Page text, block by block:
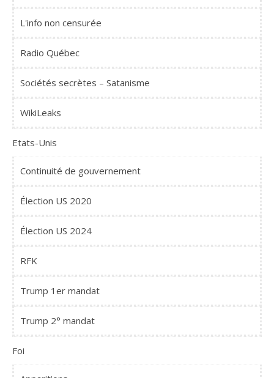
L'info non censurée
Radio Québec
Sociétés secrètes – Satanisme
WikiLeaks
Etats-Unis
Continuité de gouvernement
Élection US 2020
Élection US 2024
RFK
Trump 1er mandat
Trump 2° mandat
Foi